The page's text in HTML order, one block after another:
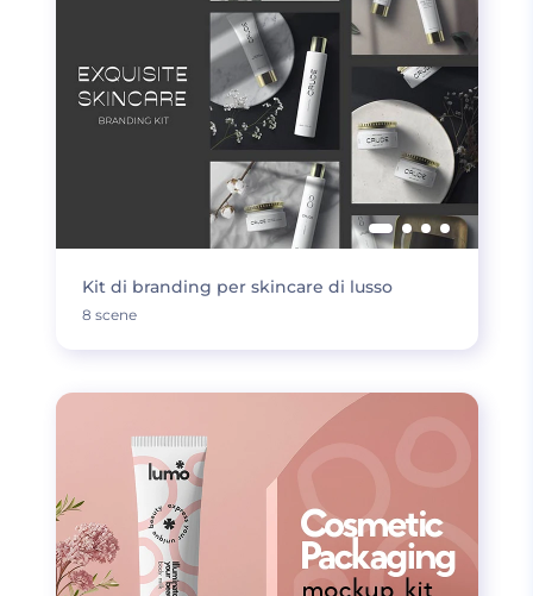
Kit di branding per skincare di lusso
8 scene